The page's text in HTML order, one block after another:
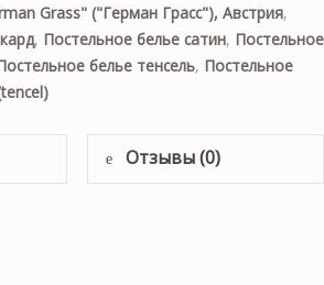
Grass" ("Герман Грасс"), Австрия,
, Постельное белье сатин, Постельное
белье тенсель, Постельное
Отзывы (0)